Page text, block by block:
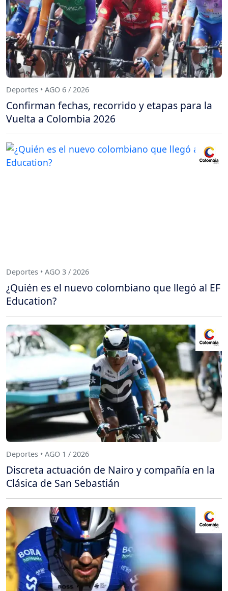
Deportes • AGO 6 / 2026
Confirman fechas, recorrido y etapas para la
Vuelta a Colombia 2026
Deportes • AGO 3 / 2026
¿Quién es el nuevo colombiano que llegó al EF
Education?
Deportes • AGO 1 / 2026
Discreta actuación de Nairo y compañía en la
Clásica de San Sebastián